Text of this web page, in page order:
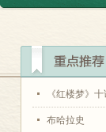
《红楼梦》
布哈拉史